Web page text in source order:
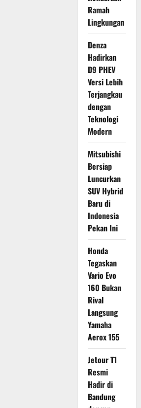
Ramah
Lingkungan
Denza
Hadirkan
D9 PHEV
Versi Lebih
Terjangkau
dengan
Teknologi
Modern
Mitsubishi
Bersiap
Luncurkan
SUV Hybrid
Baru di
Indonesia
Pekan Ini
Honda
Tegaskan
Vario Evo
160 Bukan
Rival
Langsung
Yamaha
Aerox 155
Jetour T1
Resmi
Hadir di
Bandung